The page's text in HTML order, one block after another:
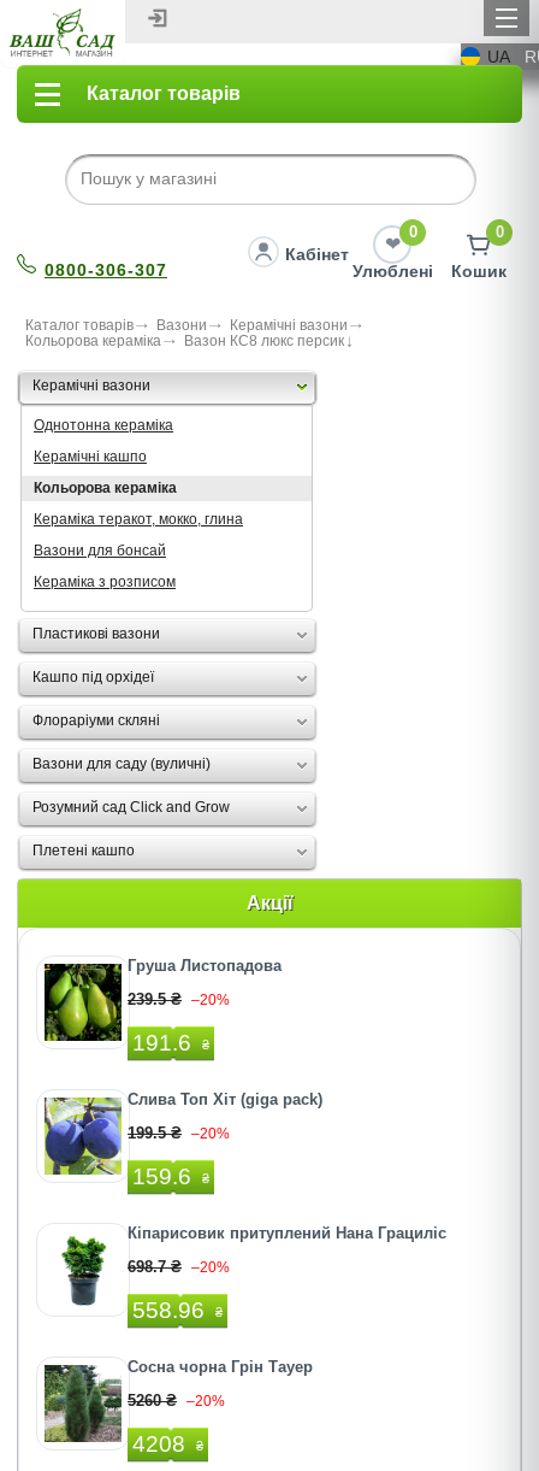
UA
Каталог товарів
0800-306-307
Кабінет
0
Улюблені
0
Кошик
Каталог товарів Вазони
Керамічні вазони
Кольорова кераміка
Вазон КС8 люкс персик
Керамічні вазони
Однотонна кераміка
Керамічні кашпо
Кольорова кераміка
Кераміка теракот, мокко, глина
Вазони для бонсай
Кераміка з розписом
Пластикові вазони
Кашпо під орхідеї
Флораріуми скляні
Вазони для саду (вуличні)
Розумний сад Click and Grow
Плетені кашпо
Акції
Груша Листопадова
239.5 ₴ –20%
191.6 ₴
Слива Топ Хiт (giga pack)
199.5 ₴ –20%
159.6 ₴
Кіпарисовик притуплений Нана Грациліс
698.7 ₴ –20%
558.96 ₴
Сосна чорна Грін Тауер
5260 ₴ –20%
4208 ₴